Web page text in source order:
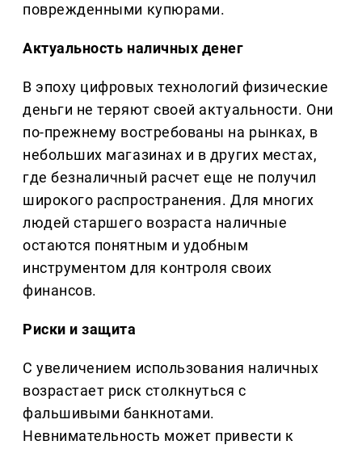
поврежденными купюрами.
Актуальность наличных денег
В эпоху цифровых технологий физические
деньги не теряют своей актуальности. Они
по-прежнему востребованы на рынках, в
небольших магазинах и в других местах,
где безналичный расчет еще не получил
широкого распространения. Для многих
людей старшего возраста наличные
остаются понятным и удобным
инструментом для контроля своих
финансов.
Риски и защита
С увеличением использования наличных
возрастает риск столкнуться с
фальшивыми банкнотами.
Невнимательность может привести к